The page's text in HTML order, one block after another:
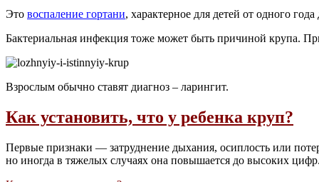
Это воспаление гортани, характерное для детей от одного
Бактериальная инфекция тоже может быть причиной крупа.
Взрослым обычно ставят диагноз – ларингит.
Как установить, что у ребенка круп?
Первые признаки — затруднение дыхания, осиплость или
но иногда в тяжелых случаях она повышается до высоких